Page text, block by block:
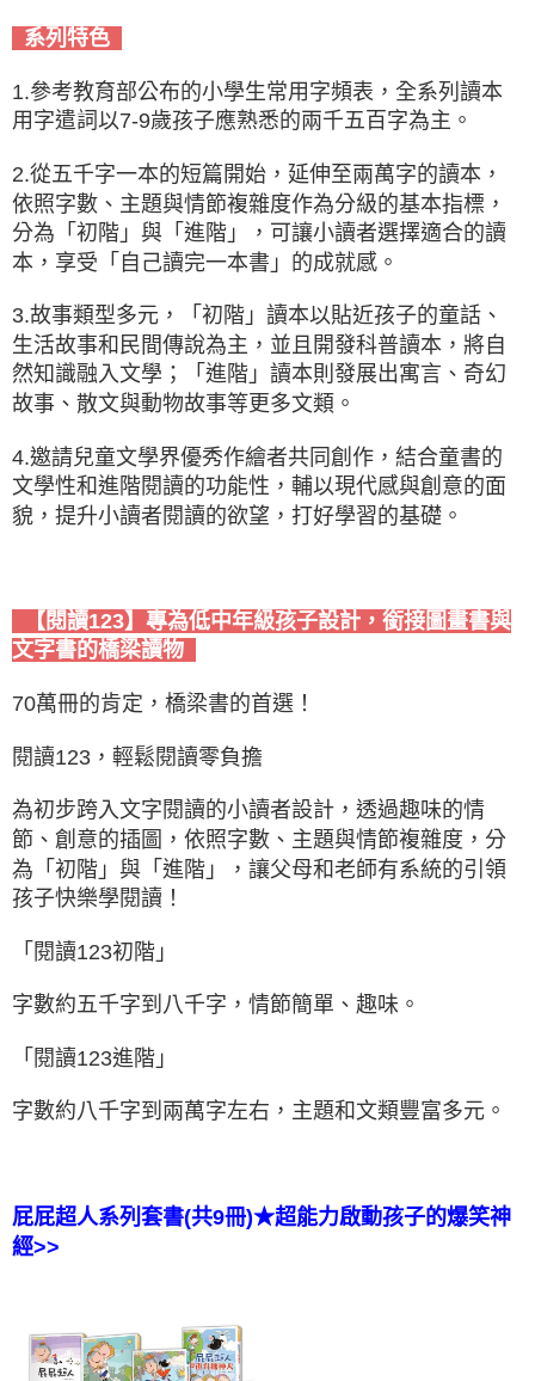
系列特色
1.參考教育部公布的小學生常用字頻表，全系列讀本
用字遣詞以7-9歲孩子應熟悉的兩千五百字為主。
2.從五千字一本的短篇開始，延伸至兩萬字的讀本，
依照字數、主題與情節複雜度作為分級的基本指標，
分為「初階」與「進階」，可讓小讀者選擇適合的讀
本，享受「自己讀完一本書」的成就感。
3.故事類型多元，「初階」讀本以貼近孩子的童話、
生活故事和民間傳說為主，並且開發科普讀本，將自
然知識融入文學；「進階」讀本則發展出寓言、奇幻
故事、散文與動物故事等更多文類。
4.邀請兒童文學界優秀作繪者共同創作，結合童書的
文學性和進階閱讀的功能性，輔以現代感與創意的面
貌，提升小讀者閱讀的欲望，打好學習的基礎。
【閱讀123】專為低中年級孩子設計，銜接圖畫書與
文字書的橋梁讀物
70萬冊的肯定，橋梁書的首選！
閱讀123，輕鬆閱讀零負擔
為初步跨入文字閱讀的小讀者設計，透過趣味的情
節、創意的插圖，依照字數、主題與情節複雜度，分
為「初階」與「進階」，讓父母和老師有系統的引領
孩子快樂學閱讀！
「閱讀123初階」
字數約五千字到八千字，情節簡單、趣味。
「閱讀123進階」
字數約八千字到兩萬字左右，主題和文類豐富多元。
屁屁超人系列套書(共9冊)★超能力啟動孩子的爆笑神
經>>